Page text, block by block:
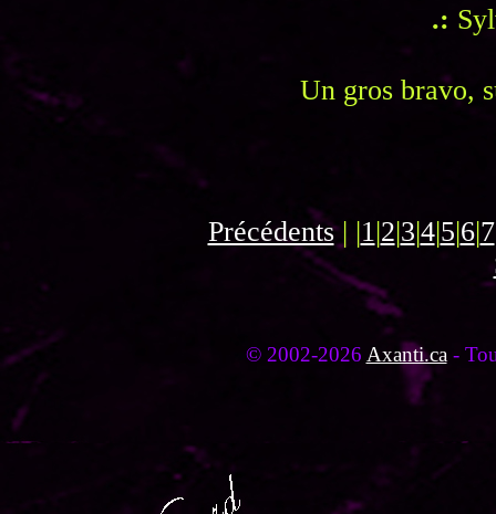
.:
Un gros bravo,
Précédents| |1|2|3|4|5|6|7
© 2002-2026 Axanti.ca-